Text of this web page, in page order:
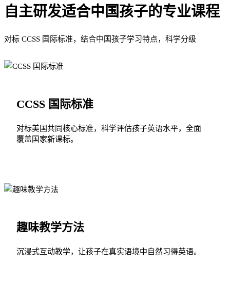
自主研发适合中国孩子的专业课程
对标 CCSS 国际标准，结合中国孩子学习特点，科学分级
CCSS 国际标准
对标美国共同核心标准，科学评估孩子英语水平，全面
覆盖国家新课标。
趣味教学方法
沉浸式互动教学，让孩子在真实语境中自然习得英语。